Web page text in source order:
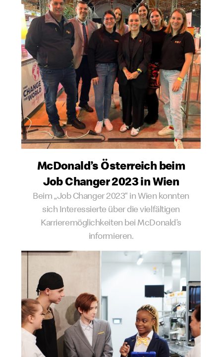
McDonald’s Österreich beim
Job Changer 2023 in Wien
Beim „Job Changer 2023“ in Wien konnten
sich Interessierte über die vielfältigen
Karrieremöglichkeiten bei McDonald’s
informieren.